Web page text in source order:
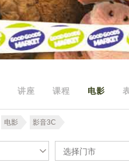
讲座 课程 电影
电影 影音3C
选择门市